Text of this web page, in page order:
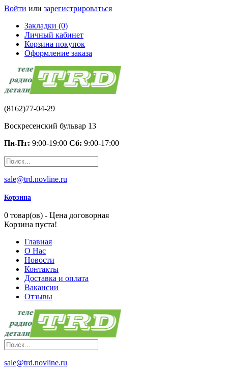
Войти или зарегистрироваться
Закладки (0)
Личный кабинет
Корзина покупок
Оформление заказа
(8162)77-04-29
Воскресенский бульвар 13
Пн-Пт: 9:00-19:00 Сб: 9:00-17:00
sale@trd.novline.ru
Корзина
0 товар(ов) - Цена договорная
Корзина пуста!
Главная
О Нас
Новости
Контакты
Доставка и оплата
Вакансии
Отзывы
sale@trd.novline.ru